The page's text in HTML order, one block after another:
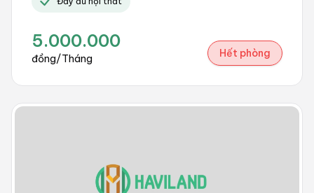
5.000.000
đồng/Tháng Hết phòng